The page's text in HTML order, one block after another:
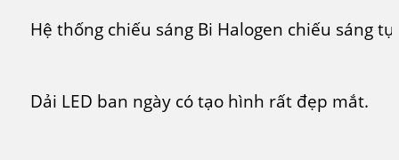
Hệ thống chiếu sáng Bi Halogen chiếu sáng
Dải LED ban ngày có tạo hình rất đẹp mắt.